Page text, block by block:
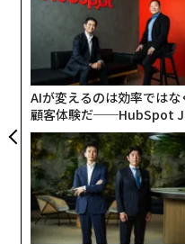
AIが変えるのは効率ではな
顧客体験だ──HubSpot
panが語る「Grow Better
な組織のつくり方